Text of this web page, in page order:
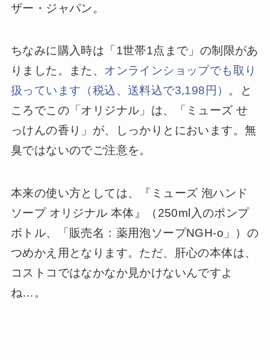
ザー・ジャパン。
ちなみに購入時は「1世帯1点まで」の制限があ
りました。また、 オンラインショップでも取り
扱っています（税込、送料込で3,198円） 。と
ころでこの「オリジナル」は、「ミューズ せ
っけんの香り」が、しっかりとにおいます。無
臭ではないのでご注意を。
本来の使い方としては、『ミューズ 泡ハンド
ソープ オリジナル 本体』（250ml入のポンプ
ボトル、「販売名：薬用泡ソープNGH-o」）の
つめかえ用となります。ただ、肝心の本体は、
コストコではなかなか見かけないんですよ
ね…。